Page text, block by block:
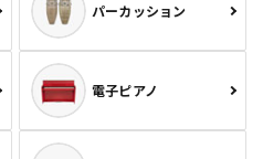
パーカッション
電子ピアノ